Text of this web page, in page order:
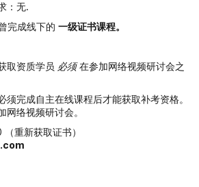
：无.
完成线下的 一级证书课程。
取资质学员 必须在参加网络视频研讨会之
须完成自主在线课程后才能获取补考资格。
网络视频研讨会。
重新获取证书）